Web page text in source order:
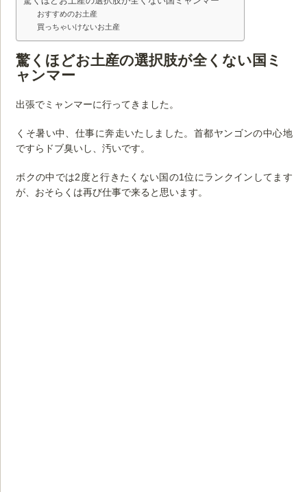
おすすめのお土産
買っちゃいけないお土産
驚くほどお土産の選択肢が全くない国ミ
ャンマー
出張でミャンマーに行ってきました。
くそ暑い中、仕事に奔走いたしました。首都ヤンゴンの中心地
ですらドブ臭いし、汚いです。
ボクの中では2度と行きたくない国の1位にランクインしてます
が、おそらくは再び仕事で来ると思います。